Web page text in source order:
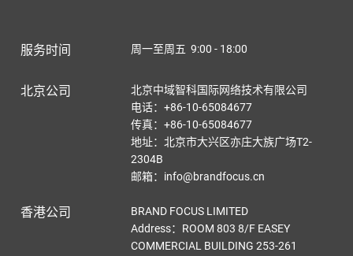
服务时间 周一至周五 9:00 - 18:00
北京公司
北京中域智科国际网络技术有限公司
电话：+86-10-65084677
传真：+86-10-65084677
地址：北京市大兴区亦庄大族广场T2-
2304B
邮箱：info@brandfocus.cn
香港公司
BRAND FOCUS LIMITED
Address：ROOM 803 8/F EASEY
COMMERCIAL BUILDING 253-261